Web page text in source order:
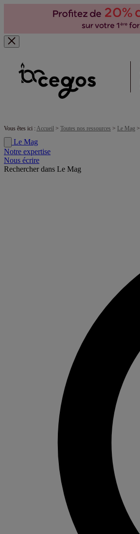
Vous êtes ici :Accueil > Toutes nos ressources > Le Mag >
Le Mag
Notre expertise
Nous écrire
Rechercher dans Le Mag